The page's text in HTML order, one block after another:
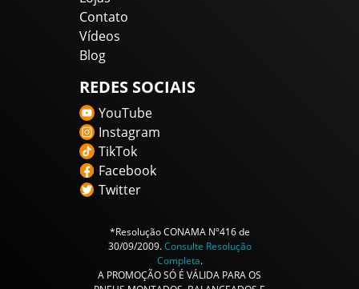
Contato
Vídeos
Blog
REDES SOCIAIS
YouTube
Instagram
TikTok
Facebook
Twitter
*Resolução CONAMA Nº416 de
30/09/2009.Consulte Resolução
Completa.
A PROMOÇÃO SÓ É VÁLIDA PARA OS